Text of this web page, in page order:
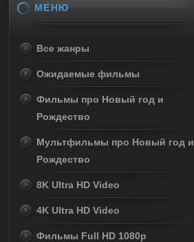
МЕНЮ
Все жанры
Ожидаемые фильмы
Фильмы про Новый год и
Рождество
Мультфильмы про Новый год и
Рождество
8K Ultra HD Video
4K Ultra HD Video
Фильмы Full HD 1080p